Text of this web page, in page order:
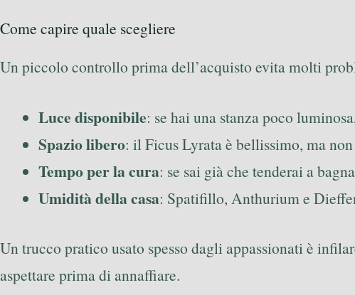
Come capire quale scegliere
Un piccolo controllo prima dell’acquisto evita molti
Luce disponibile: se hai una stanza poco
Spazio libero: il Ficus Lyrata è bellissimo, ma
Tempo per la cura: se sai già che tenderai a
Umidità della casa: Spatifillo, Anthurium e
Un trucco pratico usato spesso dagli appassionati è
aspettare prima di annaffiare.